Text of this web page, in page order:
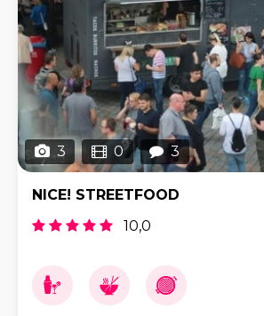
3 0 3
NICE! STREETFOOD
10,0